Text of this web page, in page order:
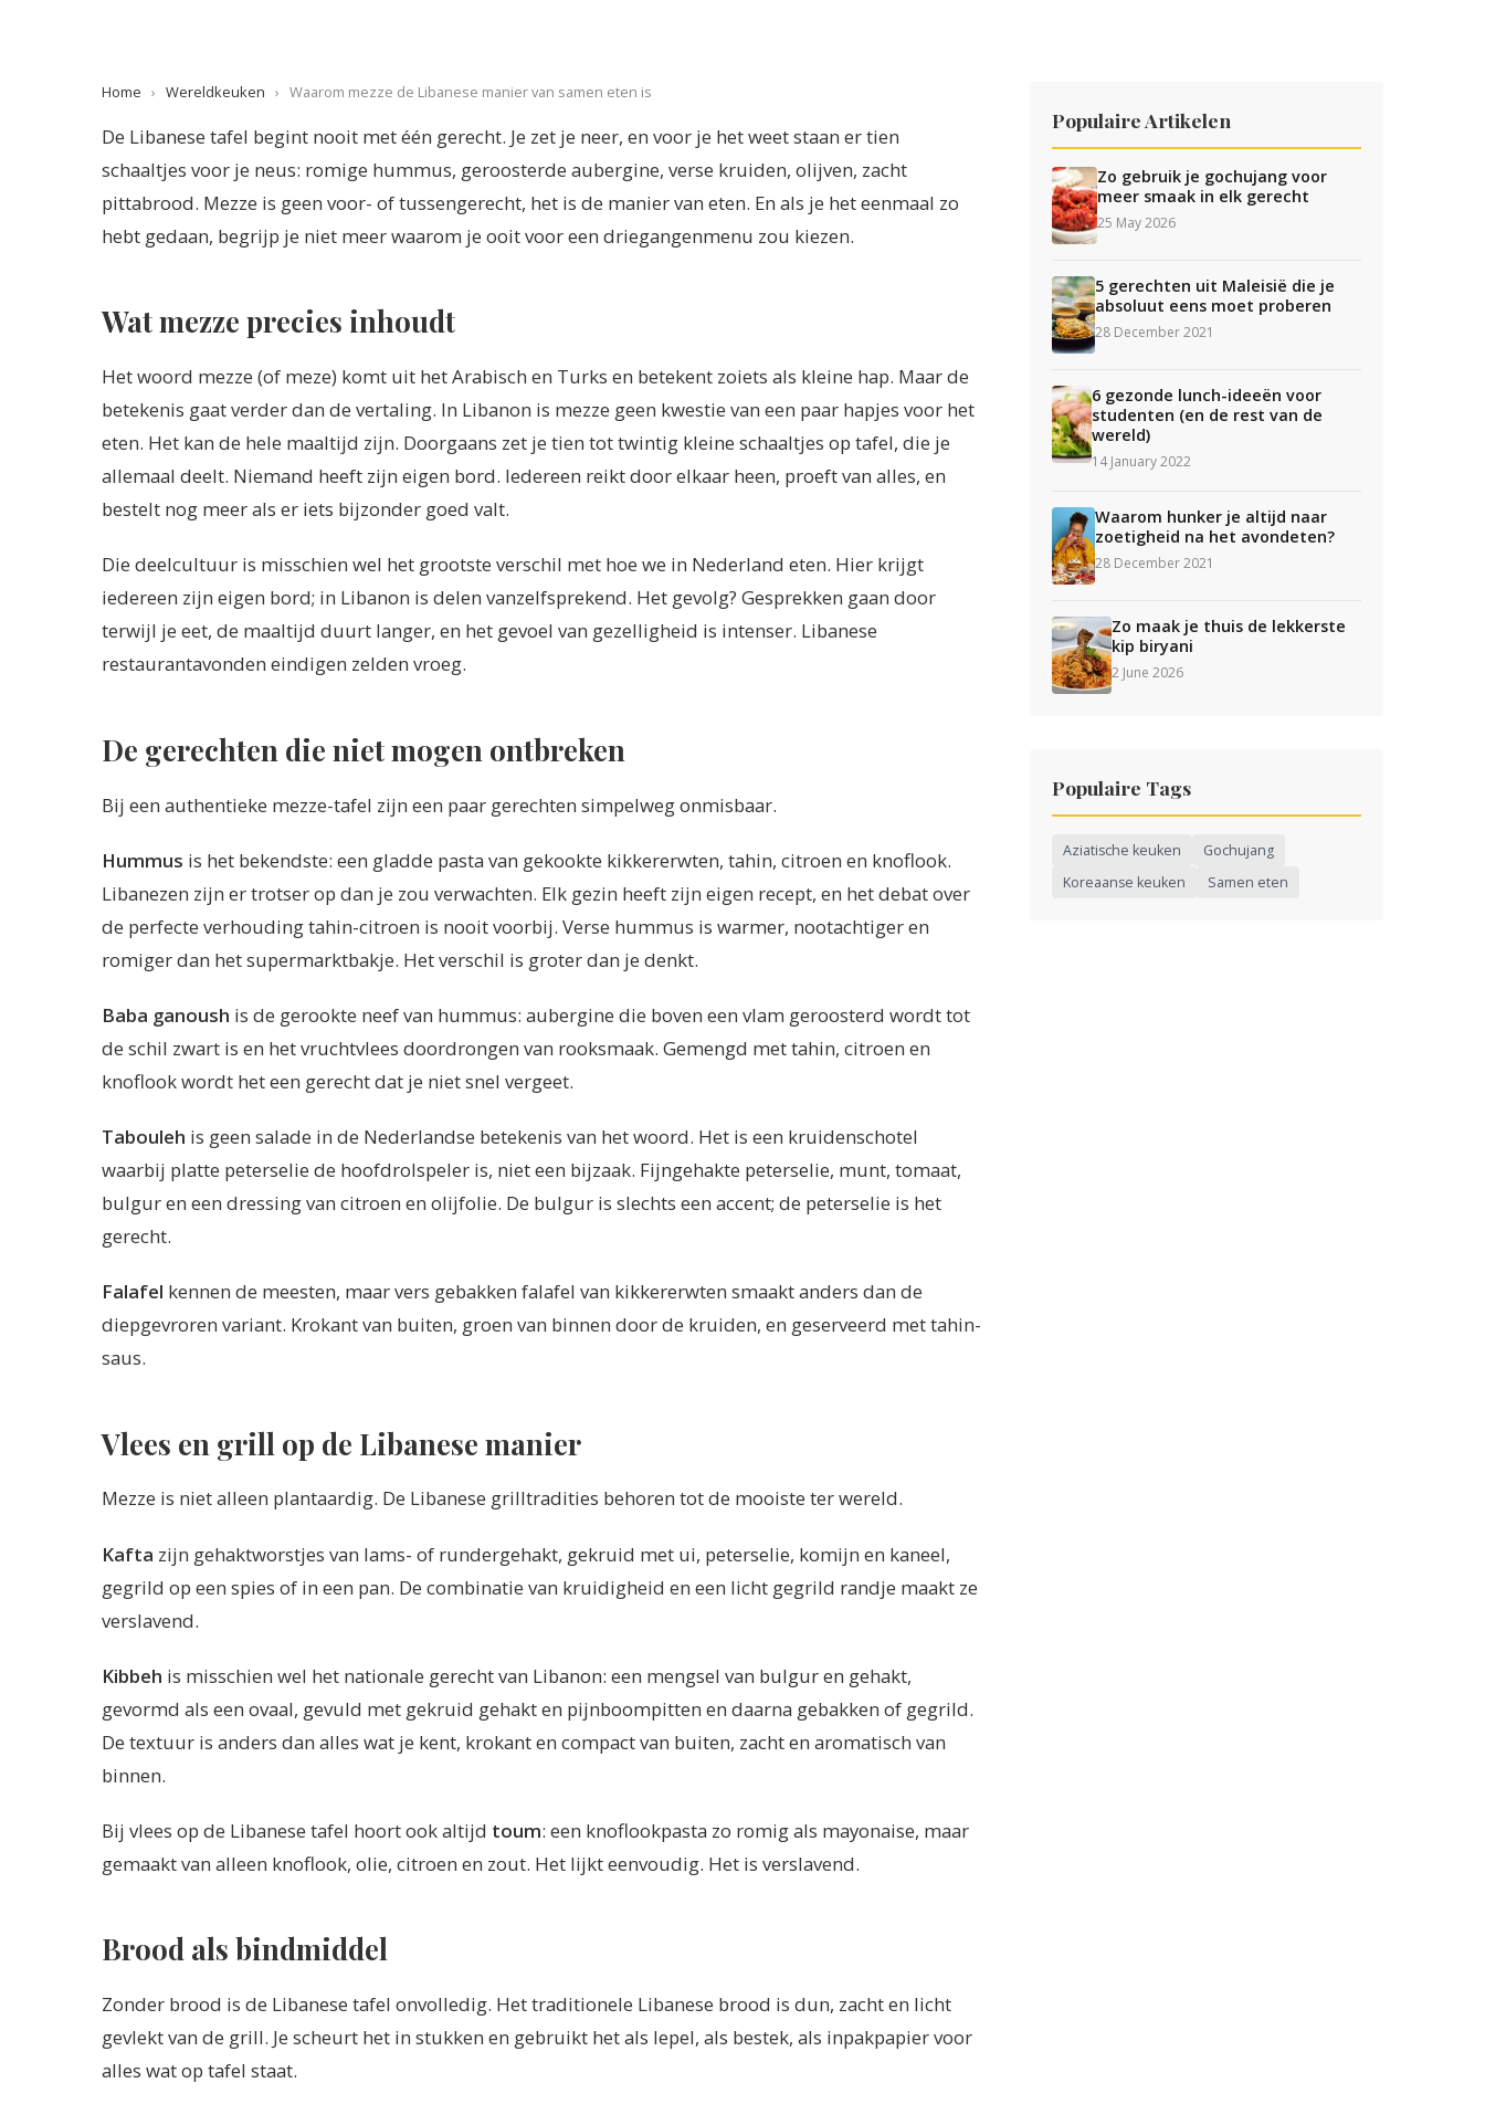
Home › Wereldkeuken › Waarom mezze de Libanese manier van samen eten is
De Libanese tafel begint nooit met één gerecht. Je zet je neer, en voor je het weet staan er tien
schaaltjes voor je neus: romige hummus, geroosterde aubergine, verse kruiden, olijven, zacht
pittabrood. Mezze is geen voor- of tussengerecht, het is de manier van eten. En als je het eenmaal zo
hebt gedaan, begrijp je niet meer waarom je ooit voor een driegangenmenu zou kiezen.
Wat mezze precies inhoudt
Het woord mezze (of meze) komt uit het Arabisch en Turks en betekent zoiets als kleine hap. Maar de
betekenis gaat verder dan de vertaling. In Libanon is mezze geen kwestie van een paar hapjes voor het
eten. Het kan de hele maaltijd zijn. Doorgaans zet je tien tot twintig kleine schaaltjes op tafel, die je
allemaal deelt. Niemand heeft zijn eigen bord. Iedereen reikt door elkaar heen, proeft van alles, en
bestelt nog meer als er iets bijzonder goed valt.
Die deelcultuur is misschien wel het grootste verschil met hoe we in Nederland eten. Hier krijgt
iedereen zijn eigen bord; in Libanon is delen vanzelfsprekend. Het gevolg? Gesprekken gaan door
terwijl je eet, de maaltijd duurt langer, en het gevoel van gezelligheid is intenser. Libanese
restaurantavonden eindigen zelden vroeg.
De gerechten die niet mogen ontbreken
Bij een authentieke mezze-tafel zijn een paar gerechten simpelweg onmisbaar.
Hummus is het bekendste: een gladde pasta van gekookte kikkererwten, tahin, citroen en knoflook.
Libanezen zijn er trotser op dan je zou verwachten. Elk gezin heeft zijn eigen recept, en het debat over
de perfecte verhouding tahin-citroen is nooit voorbij. Verse hummus is warmer, nootachtiger en
romiger dan het supermarktbakje. Het verschil is groter dan je denkt.
Baba ganoush is de gerookte neef van hummus: aubergine die boven een vlam geroosterd wordt tot
de schil zwart is en het vruchtvlees doordrongen van rooksmaak. Gemengd met tahin, citroen en
knoflook wordt het een gerecht dat je niet snel vergeet.
Tabouleh is geen salade in de Nederlandse betekenis van het woord. Het is een kruidenschotel
waarbij platte peterselie de hoofdrolspeler is, niet een bijzaak. Fijngehakte peterselie, munt, tomaat,
bulgur en een dressing van citroen en olijfolie. De bulgur is slechts een accent; de peterselie is het
gerecht.
Falafel kennen de meesten, maar vers gebakken falafel van kikkererwten smaakt anders dan de
diepgevroren variant. Krokant van buiten, groen van binnen door de kruiden, en geserveerd met tahin-
saus.
Vlees en grill op de Libanese manier
Mezze is niet alleen plantaardig. De Libanese grilltradities behoren tot de mooiste ter wereld.
Kafta zijn gehaktworstjes van lams- of rundergehakt, gekruid met ui, peterselie, komijn en kaneel,
gegrild op een spies of in een pan. De combinatie van kruidigheid en een licht gegrild randje maakt ze
verslavend.
Kibbeh is misschien wel het nationale gerecht van Libanon: een mengsel van bulgur en gehakt,
gevormd als een ovaal, gevuld met gekruid gehakt en pijnboompitten en daarna gebakken of gegrild.
De textuur is anders dan alles wat je kent, krokant en compact van buiten, zacht en aromatisch van
binnen.
Bij vlees op de Libanese tafel hoort ook altijd toum: een knoflookpasta zo romig als mayonaise, maar
gemaakt van alleen knoflook, olie, citroen en zout. Het lijkt eenvoudig. Het is verslavend.
Brood als bindmiddel
Zonder brood is de Libanese tafel onvolledig. Het traditionele Libanese brood is dun, zacht en licht
gevlekt van de grill. Je scheurt het in stukken en gebruikt het als lepel, als bestek, als inpakpapier voor
alles wat op tafel staat.
Populaire Artikelen
Zo gebruik je gochujang voor
meer smaak in elk gerecht
25 May 2026
5 gerechten uit Maleisië die je
absoluut eens moet proberen
28 December 2021
6 gezonde lunch-ideeën voor
studenten (en de rest van de
wereld)
14 January 2022
Waarom hunker je altijd naar
zoetigheid na het avondeten?
28 December 2021
Zo maak je thuis de lekkerste
kip biryani
2 June 2026
Populaire Tags
Aziatische keuken
Gochujang
Koreaanse keuken
Samen eten